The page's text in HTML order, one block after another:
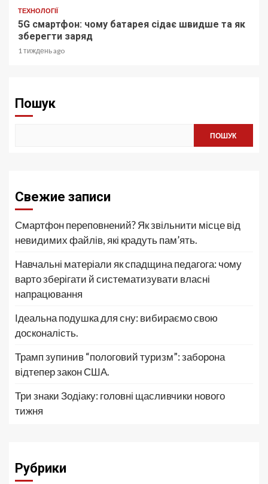
ТЕХНОЛОГІЇ
5G смартфон: чому батарея сідає швидше та як
зберегти заряд
1 тиждень ago
Пошук
ПОШУК
Свежие записи
Смартфон переповнений? Як звільнити місце від
невидимих файлів, які крадуть пам’ять.
Навчальні матеріали як спадщина педагога: чому
варто зберігати й систематизувати власні
напрацювання
Ідеальна подушка для сну: вибираємо свою
досконалість.
Трамп зупинив “пологовий туризм”: заборона
відтепер закон США.
Три знаки Зодіаку: головні щасливчики нового
тижня
Рубрики